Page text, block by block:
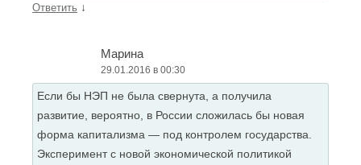
Ответить ↓
Марина
29.01.2016 в 00:30
Если бы НЭП не была свернута, а получила
развитие, вероятно, в России сложилась бы новая
форма капитализма — под контролем государства.
Эксперимент с новой экономической политикой